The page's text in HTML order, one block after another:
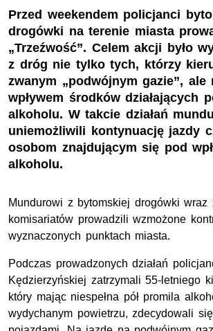
Przed weekendem policjanci
drogówki na terenie miasta
„Trzeźwość”. Celem akcji było
z dróg nie tylko tych, którzy
zwanym „podwójnym gazie”, ale
wpływem środków działających
alkoholu. W takcie działań
uniemożliwili kontynuację jazdy
osobom znajdującym się pod
alkoholu.
Mundurowi z bytomskiej drogówki wraz
komisariatów prowadzili wzmożone
wyznaczonych punktach miasta.
Podczas prowadzonych działań
Kędzierzyńskiej zatrzymali 55-letniego
który mając niespełna pół promila
wydychanym powietrzu, zdecydowali